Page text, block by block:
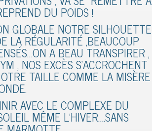
DU POIDS !
GLOBALE NOTRE SILHOUETTE
LA RÉGULARITÉ ,BEAUCOUP
A BEAU TRANSPIRER ,
, NOS EXCÈS S’ACCROCHENT
TAILLE COMME LA MISÈRE
AVEC LE COMPLEXE DU
MÊME L’HIVER….SANS